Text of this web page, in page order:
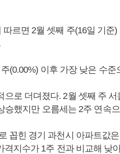
르면 2월 셋째 주(16일 기준)
(0.00%) 이후 가장 낮은 수준
로 더뎌졌다. 2월 셋째 주
승했지만 오름세는 2주 연속
꼽힌 경기 과천시 아파트값
지수가 1주 전과 비교해 낮